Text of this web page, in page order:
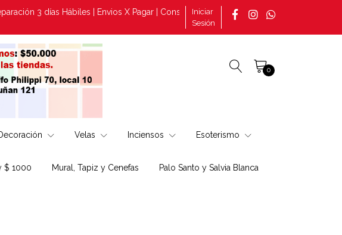
3 días Hábiles | Envios X Pagar | Consultas por pedidos tomado en la página +569
Iniciar
Sesión
0
Velas Inciensos Esoterismo
$ 1000 Mural, Tapiz y Cenefas Palo Santo y Salvia Blanca